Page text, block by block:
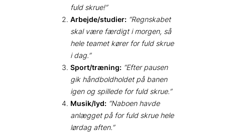
fuld skrue!”
Arbejde/studier: “Regnskabet
skal være færdigt i morgen, så
hele teamet kører for fuld skrue
i dag.”
Sport/træning: “Efter pausen
gik håndboldholdet på banen
igen og spillede for fuld skrue.”
Musik/lyd: “Naboen havde
anlægget på for fuld skrue hele
lørdag aften.”